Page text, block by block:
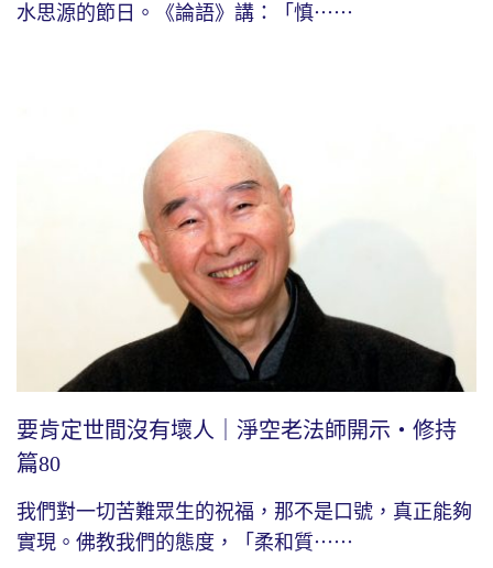
水思源的節日。《論語》講：「慎⋯⋯
要肯定世間沒有壞人｜淨空老法師開示・修持
篇80
我們對一切苦難眾生的祝福，那不是口號，真正能夠
實現。佛教我們的態度，「柔和質⋯⋯